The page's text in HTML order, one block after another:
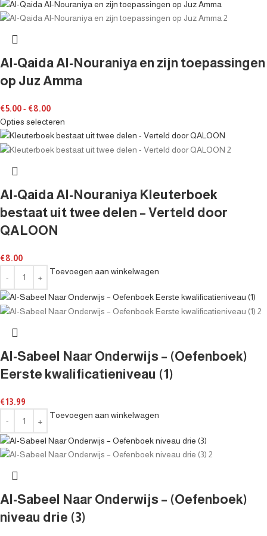
Al-Qaida Al-Nouraniya en zijn toepassingen
op Juz Amma
€5.00- €8.00
Opties selecteren
Al-Qaida Al-Nouraniya Kleuterboek
bestaat uit twee delen – Verteld door
QALOON
€8.00
Toevoegen aan winkelwagen
Al-Sabeel Naar Onderwijs – (Oefenboek)
Eerste kwalificatieniveau (1)
€13.99
Toevoegen aan winkelwagen
Al-Sabeel Naar Onderwijs – (Oefenboek)
niveau drie (3)